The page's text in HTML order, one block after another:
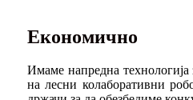
Економично
Имаме напредна технологија
на лесни колаборативни